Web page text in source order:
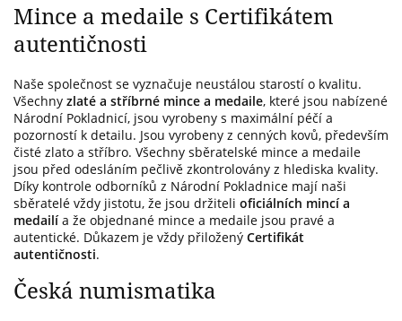
Mince a medaile s Certifikátem
autentičnosti
Naše společnost se vyznačuje neustálou starostí o kvalitu.
Všechny zlaté a stříbrné mince a medaile, které jsou nabízené
Národní Pokladnicí, jsou vyrobeny s maximální péčí a
pozorností k detailu. Jsou vyrobeny z cenných kovů, především
čisté zlato a stříbro. Všechny sběratelské mince a medaile
jsou před odesláním pečlivě zkontrolovány z hlediska kvality.
Díky kontrole odborníků z Národní Pokladnice mají naši
sběratelé vždy jistotu, že jsou držiteli oficiálních mincí a
medailía že objednané mince a medaile jsou pravé a
autentické. Důkazem je vždy přiložený Certifikát
autentičnosti.
Česká numismatika